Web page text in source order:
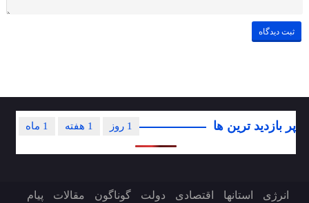
پر بازدید ترین ها 1 ماه 1 هفته 1 روز
انرژی استانها اقتصادی دولت گوناگون مقالات پیام